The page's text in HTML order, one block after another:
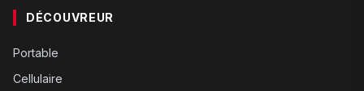
DÉCOUVREUR
Portable
Cellulaire